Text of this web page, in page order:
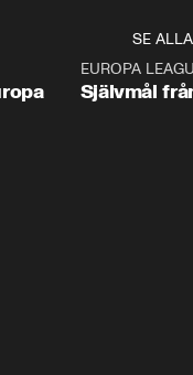
SE ALLA
EUROPA
Självmål